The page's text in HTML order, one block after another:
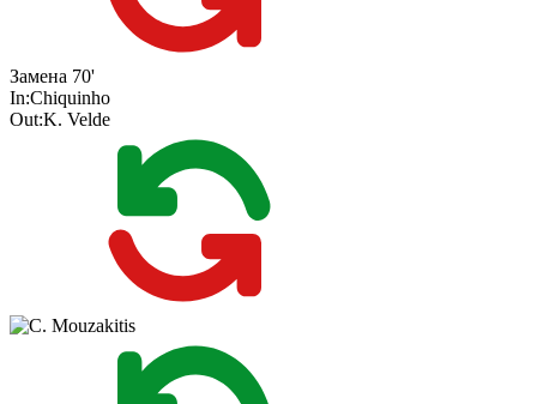
Замена 70'
In:Chiquinho
Out:K. Velde